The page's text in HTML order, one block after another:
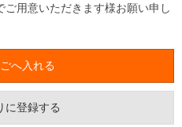
用意いただきます様お願い申し
に登録する